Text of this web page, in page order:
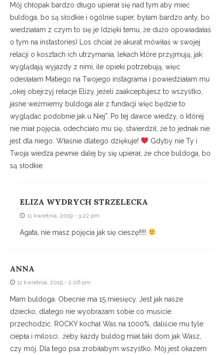
Mój chłopak bardzo długo upierał się nad tym aby mieć
buldoga, bo są słodkie i ogólnie super, byłam bardzo anty, bo
wiedziałam z czym to się je (dzięki temu, że dużo opowiadałaś
o tym na instastories) Los chciał że akurat mówiłaś w swojej
relacji o kosztach ich utrzymania, lekach które przyjmują, jak
wyglądają wyjazdy z nimi, ile opieki potrzebują, więc
odesłałam Matiego na Twojego instagrama i powiedziałam mu
„okej obejrzyj relacje Elizy, jeżeli zaakceptujesz to wszystko,
jasne weźmiemy buldoga ale z fundacji więc będzie to
wyglądać podobnie jak u Niej”. Po tej dawce wiedzy, o której
nie miał pojęcia, odechciało mu się, stwierdził, że to jednak nie
jest dla niego. Właśnie dlatego dziękuje!
Gdyby nie Ty i
Twoja wiedza pewnie dalej by się upierał, że chce buldoga, bo
są słodkie.
ELIZA WYDRYCH STRZELECKA
11 kwietnia, 2019 - 3:22 pm
Agata, nie masz pojęcia jak się cieszę!!!!!
ANNA
11 kwietnia, 2019 - 2:06 pm
Mam buldoga. Obecnie ma 15 miesięcy. Jest jak nasze
dziecko, dlatego nie wyobrażam sobie co musicie
przechodzić. ROCKY kochał Was na 1000%, daliście mu tyle
ciepła i milosci.. żeby każdy buldog miał taki dom jak Wasz,
czy mój. Dla tego psa zrobiłabym wszystko. Mój jest okazem